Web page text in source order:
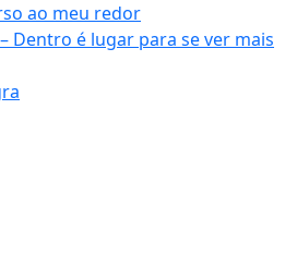
ao meu redor
Dentro é lugar para se ver mais